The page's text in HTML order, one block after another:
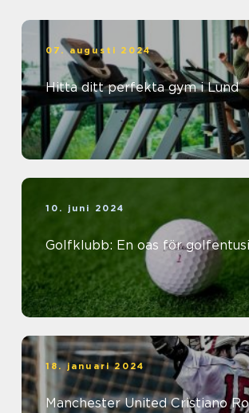
07. augusti 2024
Hitta ditt perfekta gym i Lund
10. juni 2024
Golfklubb: En oas för
18. januari 2024
Manchester United Cristiano